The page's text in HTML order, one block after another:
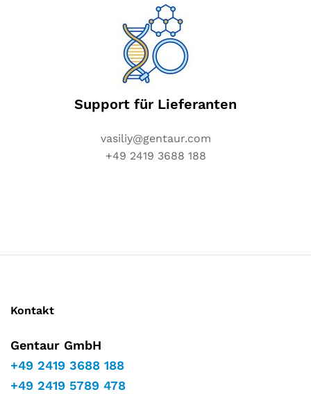
Support für Lieferanten
vasiliy@gentaur.com
+49 2419 3688 188
Kontakt
Gentaur GmbH
+49 2419 3688 188
+49 2419 5789 478